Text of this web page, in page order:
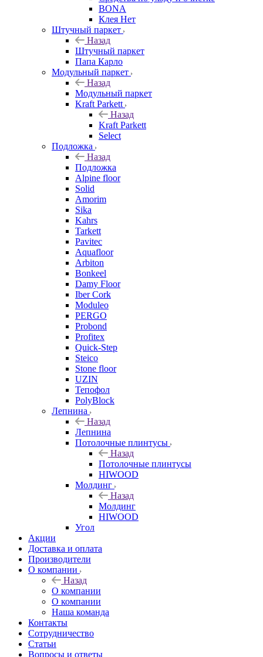
BONA
Клея Нет
Штучный паркет
Назад
Штучный паркет
Папа Карло
Модульный паркет
Назад
Модульный паркет
Kraft Parkett
Назад
Kraft Parkett
Select
Подложка
Назад
Подложка
Alpine floor
Solid
Amorim
Sika
Kahrs
Tarkett
Pavitec
Aquafloor
Arbiton
Bonkeel
Damy Floor
Iber Cork
Moduleo
PERGO
Probond
Profitex
Quick-Step
Steico
Stone floor
UZIN
Тепофол
PolyBlock
Лепнина
Назад
Лепнина
Потолочные плинтусы
Назад
Потолочные плинтусы
HIWOOD
Молдинг
Назад
Молдинг
HIWOOD
Угол
Акции
Доставка и оплата
Производители
О компании
Назад
О компании
О компании
Наша команда
Контакты
Сотрудничество
Статьи
Вопросы и ответы